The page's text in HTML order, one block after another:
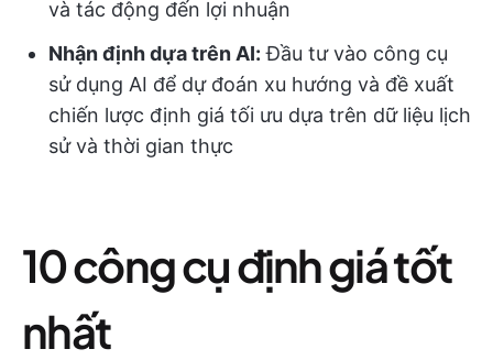
và tác động đến lợi nhuận
Nhận định dựa trên AI: Đầu tư vào công cụ
sử dụng AI để dự đoán xu hướng và đề xuất
chiến lược định giá tối ưu dựa trên dữ liệu lịch
sử và thời gian thực
10 công cụ định giá tốt
nhất